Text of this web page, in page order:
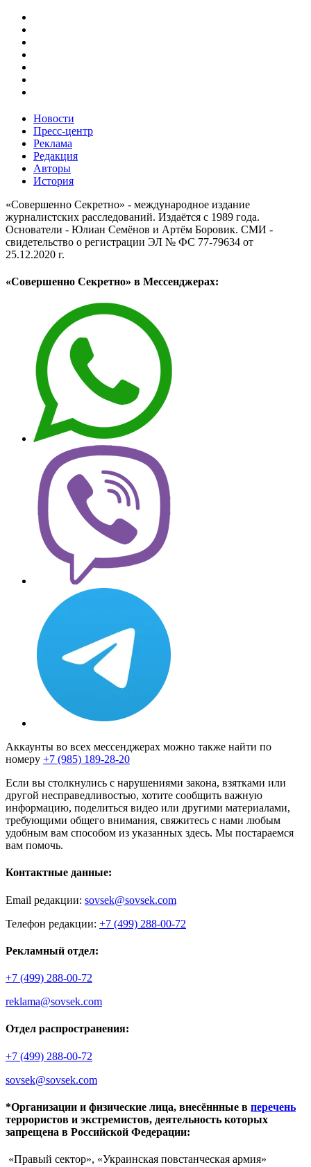
Новости
Пресс-центр
Реклама
Редакция
Авторы
История
«Совершенно Секретно» - международное издание
журналистских расследований. Издаётся с 1989 года.
Основатели - Юлиан Семёнов и Артём Боровик. CМИ -
свидетельство о регистрации ЭЛ № ФС 77-79634 от
25.12.2020 г.
«Совершенно Секретно» в Мессенджерах:
Аккаунты во всех мессенджерах можно также найти по
номеру +7 (985) 189-28-20
Если вы столкнулись с нарушениями закона, взятками или
другой несправедливостью, хотите сообщить важную
информацию, поделиться видео или другими материалами,
требующими общего внимания, свяжитесь с нами любым
удобным вам способом из указанных здесь. Мы постараемся
вам помочь.
Контактные данные:
Email редакции: sovsek@sovsek.com
Телефон редакции: +7 (499) 288-00-72
Рекламный отдел:
+7 (499) 288-00-72
reklama@sovsek.com
Отдел распространения:
+7 (499) 288-00-72
sovsek@sovsek.com
*Организации и физические лица, внесённные в перечень
террористов и экстремистов, деятельность которых
запрещена в Российской Федерации:
«Правый сектор», «Украинская повстанческая армия»